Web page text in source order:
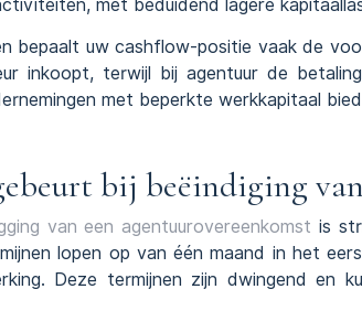
met beduidend lagere
bepaalt uw cashflow-positie vaak de
inkoopt, terwijl bij agentuur de
met beperkte werkkapitaal
bij beëindiging
van een agentuurovereenkomst is
lopen op van één maand in het
Deze termijnen zijn dwingend en